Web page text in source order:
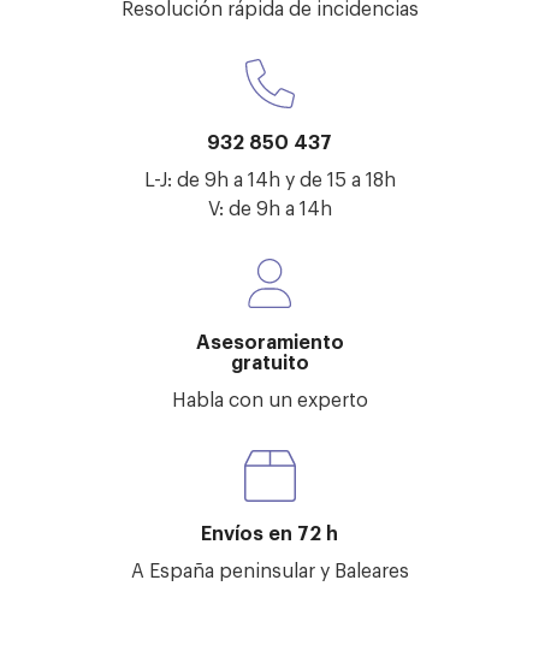
Resolución rápida de incidencias
932 850 437
L-J: de 9h a 14h y de 15 a 18h
V: de 9h a 14h
Asesoramiento
gratuito
Habla con un experto
Envíos en 72 h
A España peninsular y Baleares